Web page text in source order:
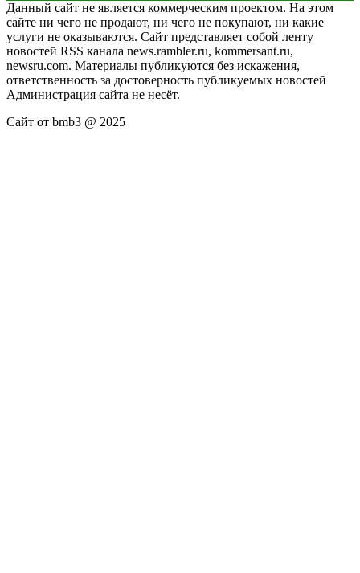
Данный сайт не является коммерческим проектом. На этом
сайте ни чего не продают, ни чего не покупают, ни какие
услуги не оказываются. Сайт представляет собой ленту
новостей RSS канала news.rambler.ru, kommersant.ru,
newsru.com. Материалы публикуются без искажения,
ответственность за достоверность публикуемых новостей
Администрация сайта не несёт.
Сайт от bmb3 @ 2025